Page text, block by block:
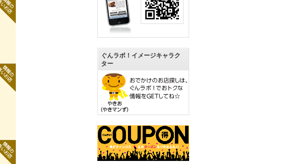
ぐんラボ！イメージキャラク
ター